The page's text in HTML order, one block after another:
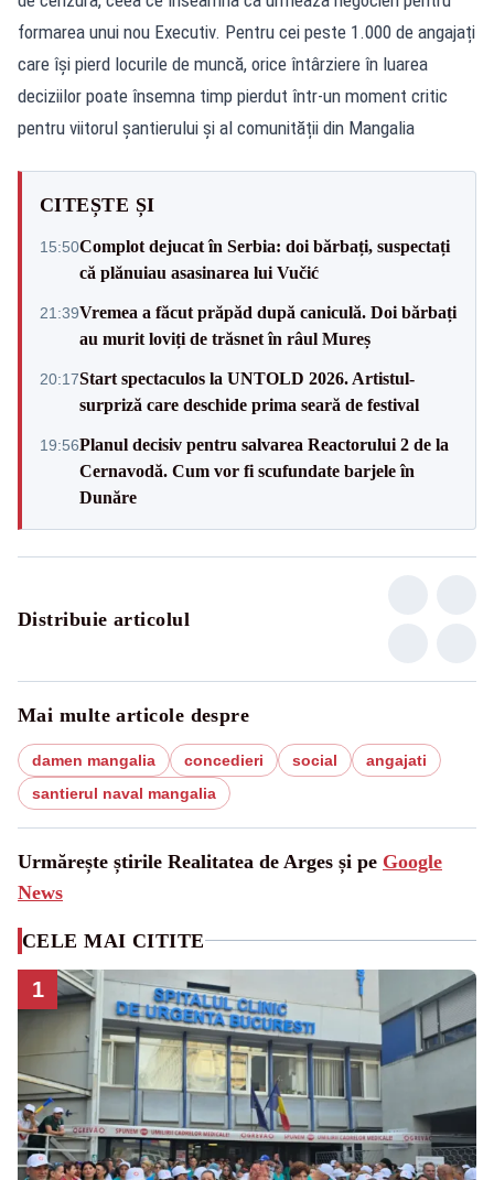
formarea unui nou Executiv. Pentru cei peste 1.000 de angajați
care își pierd locurile de muncă, orice întârziere în luarea
deciziilor poate însemna timp pierdut într-un moment critic
pentru viitorul șantierului și al comunității din Mangalia
CITEȘTE ȘI
15:50Complot dejucat în Serbia: doi bărbați, suspectați
că plănuiau asasinarea lui Vučić
21:39Vremea a făcut prăpăd după caniculă. Doi bărbați
au murit loviți de trăsnet în râul Mureș
20:17Start spectaculos la UNTOLD 2026. Artistul-
surpriză care deschide prima seară de festival
19:56Planul decisiv pentru salvarea Reactorului 2 de la
Cernavodă. Cum vor fi scufundate barjele în
Dunăre
Distribuie articolul
Mai multe articole despre
damen mangalia concedieri social
angajati
santierul naval mangalia
Urmărește știrile Realitatea de Arges și pe Google
News
CELE MAI CITITE
1